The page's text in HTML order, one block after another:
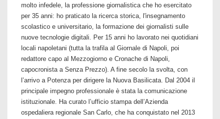
molto infedele, la professione giornalistica che ho esercitato
per 35 anni: ho praticato la ricerca storica, l'insegnamento
scolastico e universitario, la formazione dei giornalisti sulle
nuove tecnologie digitali. Per 15 anni ho lavorato nei quotidiani
locali napoletani (tutta la trafila al Giornale di Napoli, poi
redattore capo al Mezzogiorno e Cronache di Napoli,
capocronista a Senza Prezzo). A fine secolo la svolta, con
l’arrivo a Potenza per dirigere la Nuova Basilicata. Dal 2004 il
principale impegno professionale è stata la comunicazione
istituzionale. Ha curato l’ufficio stampa dell’Azienda
ospedaliera regionale San Carlo, che ha conquistato nel 2013